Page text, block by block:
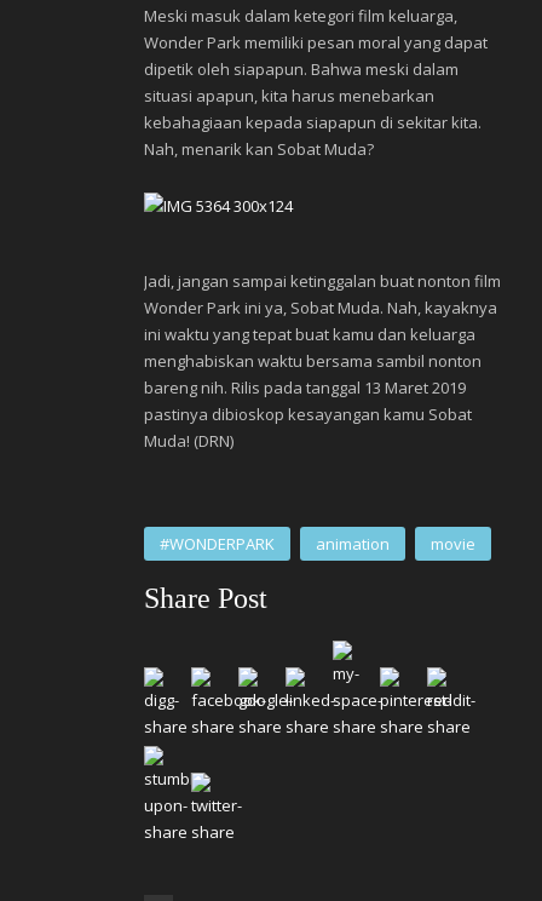
Meski masuk dalam ketegori film keluarga,
Wonder Park memiliki pesan moral yang dapat
dipetik oleh siapapun. Bahwa meski dalam
situasi apapun, kita harus menebarkan
kebahagiaan kepada siapapun di sekitar kita.
Nah, menarik kan Sobat Muda?
Jadi, jangan sampai ketinggalan buat nonton film
Wonder Park ini ya, Sobat Muda. Nah, kayaknya
ini waktu yang tepat buat kamu dan keluarga
menghabiskan waktu bersama sambil nonton
bareng nih. Rilis pada tanggal 13 Maret 2019
pastinya dibioskop kesayangan kamu Sobat
Muda! (DRN)
#WONDERPARK animation movie
Share Post